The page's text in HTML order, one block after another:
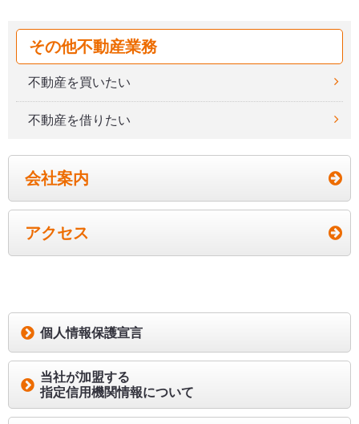
要かつ適切な監督を行います。
7.個人情報保護の維持・改善
当社は、個人情報の取り扱いが適正に行われるよ
う、全役職員に対する個人情報保護に関する教育及
び取扱状況に関する定期的な監査を行い、当保護方
針を実践するとともに、その継続的改善につとめま
8.個人情報についてのお問合せ窓口の
設置について
す。
平成27年10月8日
代表取締役社長 比嘉滋
【個人情報の取り扱いに関するお問合せ窓口】
その他不動産業務
不動産を買いたい
不動産を借りたい
会社案内
アクセス
個人情報保護宣言
当社が加盟する
指定信用機関情報について